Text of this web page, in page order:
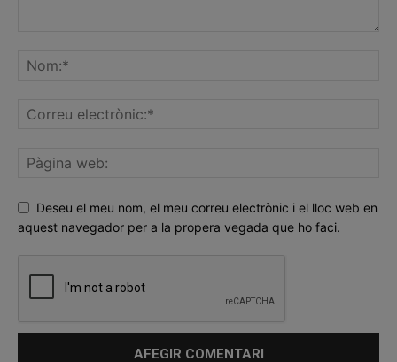
Deseu el meu nom, el meu correu electrònic i el lloc web en
aquest navegador per a la propera vegada que ho faci.